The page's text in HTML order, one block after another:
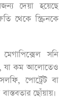
দেয়া হয়েছে
থেকে স্ক্রিনকে
সনি
যা কম আলোতেও
পোর্ট্রেট বা
ছোঁয়ায়।